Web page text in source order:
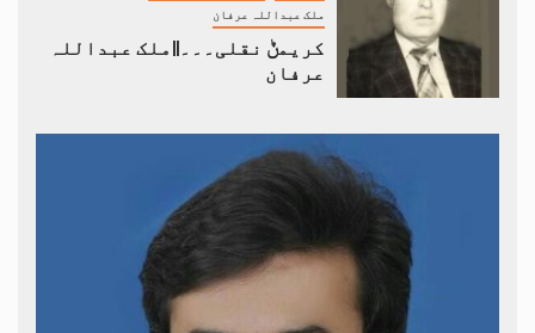
ملک عبداللہ عرفان
کریمݨ نقلی۔۔۔||ملک عبداللہ
عرفان